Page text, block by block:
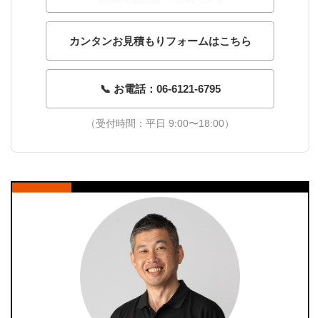
カンタンお見積もりフォームはこちら
📞 お電話：06-6121-6795
（受付時間：平日 9:00〜18:00）